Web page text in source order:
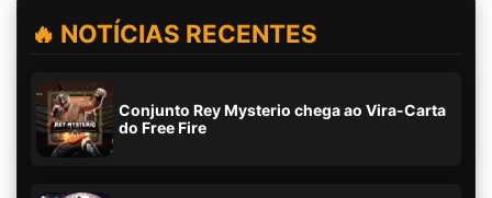
🔥 NOTÍCIAS RECENTES
Conjunto Rey Mysterio chega ao Vira-Carta
do Free Fire